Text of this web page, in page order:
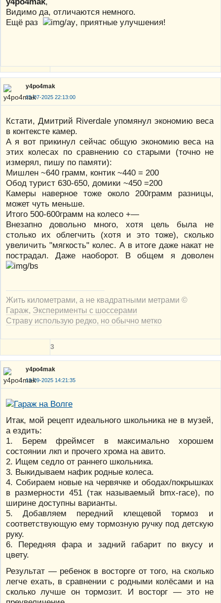
Видимо да, отличаются немного.
Ещё раз
, приятные улучшения!
y4po4mak
25-07-2025 22:13:00
Кстати, Дмитрий Riverdale упомянул экономию веса
в контексте камер.
А я вот прикинул сейчас общую экономию веса на
этих колесах по сравнению со старыми (точно не
измерял, пишу по памяти):
Мишлен ~640 грамм, контик ~440 = 200
Обод турист 630-650, домики ~450 =200
Камеры наверное тоже около 200грамм разницы,
может чуть меньше.
Итого 500-600грамм на колесо +—
Внезапно довольно много, хотя цель была не
столько их облегчить (хотя и это тоже), сколько
увеличить "мягкость" колес. А в итоге даже накат не
пострадал. Даже наоборот. В общем я доволен
Жить километрами, а не квадратными метрами ©
Гараж, Эксперименты с шоссерами
Страву использую редко, но обычно метко
3
y4po4mak
19-09-2025 14:21:35
Итак, мой рецепт идеального школьника не в музей,
а ездить:
1. Берем фреймсет в максимально хорошем
состоянии лкп и прочего хрома на авито.
2. Ищем седло от раннего школьника.
3. Выкидываем нафик родные колеса.
4. Собираем новые на червячке и ободах/покрышках
в размерности 451 (так называемый bmx-race), по
ширине доступны варианты.
5. Добавляем передний клещевой тормоз и
соответствующую ему тормозную ручку под детскую
руку.
6. Передняя фара и задний габарит по вкусу и
цвету.
Результат — ребенок в восторге от того, на сколько
легче ехать, в сравнении с родными колёсами и на
сколько лучше он тормозит. И восторг — это не